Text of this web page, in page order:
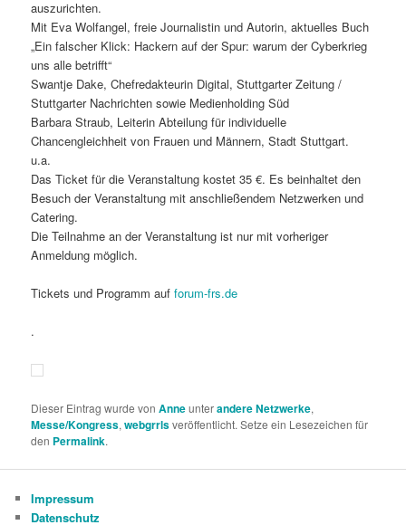
auszurichten.
Mit Eva Wolfangel, freie Journalistin und Autorin, aktuelles Buch
„Ein falscher Klick: Hackern auf der Spur: warum der Cyberkrieg
uns alle betrifft“
Swantje Dake, Chefredakteurin Digital, Stuttgarter Zeitung /
Stuttgarter Nachrichten sowie Medienholding Süd
Barbara Straub, Leiterin Abteilung für individuelle
Chancengleichheit von Frauen und Männern, Stadt Stuttgart.
u.a.
Das Ticket für die Veranstaltung kostet 35 €. Es beinhaltet den
Besuch der Veranstaltung mit anschließendem Netzwerken und
Catering.
Die Teilnahme an der Veranstaltung ist nur mit vorheriger
Anmeldung möglich.
Tickets und Programm aufforum-frs.de
.
Dieser Eintrag wurde vonAnneunterandere Netzwerke,
Messe/Kongress,webgrrlsveröffentlicht. Setze ein Lesezeichen für
den Permalink.
Impressum
Datenschutz